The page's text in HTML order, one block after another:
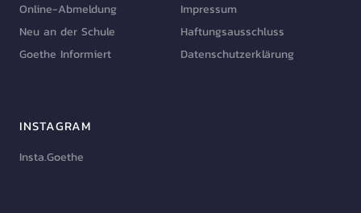
Online-Abmeldung
Neu an der Schule
Goethe Informiert
Impressum
Haftungsausschluss
Datenschutzerklärung
INSTAGRAM
Insta.Goethe